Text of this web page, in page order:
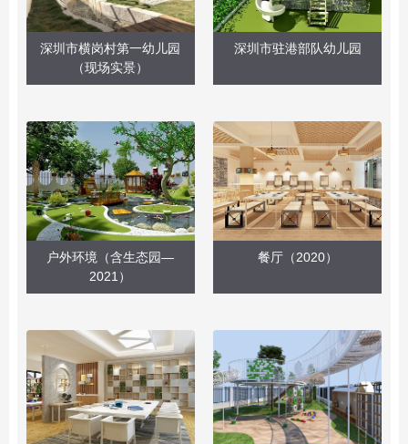
深圳市横岗村第一幼儿园
（现场实景）
深圳市驻港部队幼儿园
户外环境（含生态园—
2021）
餐厅（2020）